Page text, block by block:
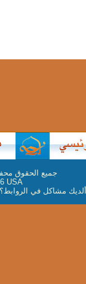
جميع الحقوق
USA
ألديك مشاكل في